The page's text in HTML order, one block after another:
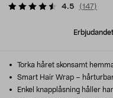
4.5 (147)
Torka håret skonsamt
Smart Hair Wrap –
Enkel knapplåsning håller